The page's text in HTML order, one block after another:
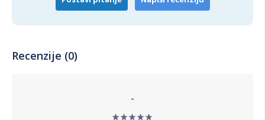
stolicom i uživajte u svakom trenutku provedenom za
trpezarijskim stolom.
Recenzije (0)
-